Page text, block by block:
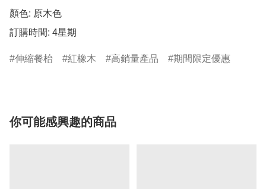
顏色: 原木色
伸縮餐枱 紅橡木 高銷量產品 期間限定優惠
你可能感興趣的商品